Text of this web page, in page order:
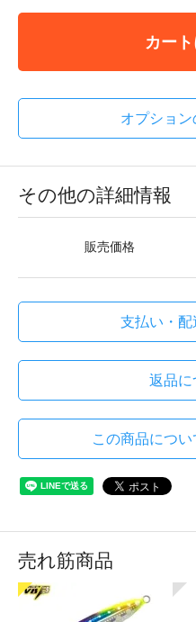
カー
オプショ
その他の詳細情報
販売価格
支払い・配
返品に
この商品につ
売れ筋商品